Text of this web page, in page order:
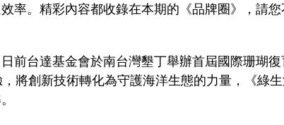
率。精彩內容都收錄在本期的《品牌圈》，請您
前台達基金會於南台灣墾丁舉辦首屆國際珊瑚復
將創新技術轉化為守護海洋生態的力量，《綠生